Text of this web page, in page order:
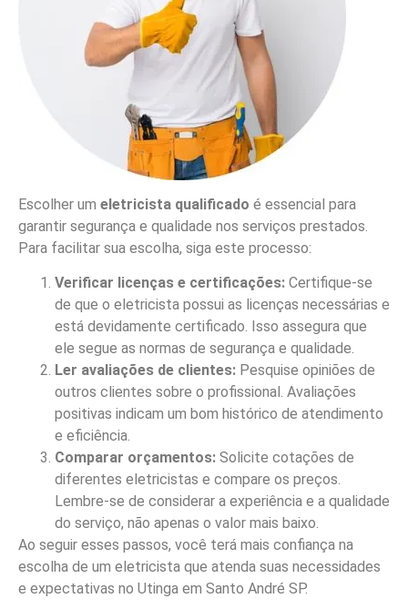
Escolher um eletricista qualificado é essencial para
garantir segurança e qualidade nos serviços prestados.
Para facilitar sua escolha, siga este processo:
Verificar licenças e certificações: Certifique-se
de que o eletricista possui as licenças necessárias e
está devidamente certificado. Isso assegura que
ele segue as normas de segurança e qualidade.
Ler avaliações de clientes: Pesquise opiniões de
outros clientes sobre o profissional. Avaliações
positivas indicam um bom histórico de atendimento
e eficiência.
Comparar orçamentos: Solicite cotações de
diferentes eletricistas e compare os preços.
Lembre-se de considerar a experiência e a qualidade
do serviço, não apenas o valor mais baixo.
Ao seguir esses passos, você terá mais confiança na
escolha de um eletricista que atenda suas necessidades
e expectativas no Utinga em Santo André SP.